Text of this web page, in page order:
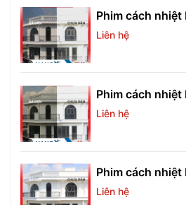
Phim cách nhiệt
Liên hệ
Phim cách nhiệt
Liên hệ
Phim cách nhiệt
Liên hệ